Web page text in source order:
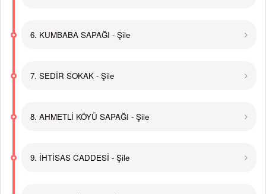
6. KUMBABA SAPAĞI - Şile
7. SEDİR SOKAK - Şile
8. AHMETLİ KÖYÜ SAPAĞI - Şile
9. İHTİSAS CADDESİ - Şile